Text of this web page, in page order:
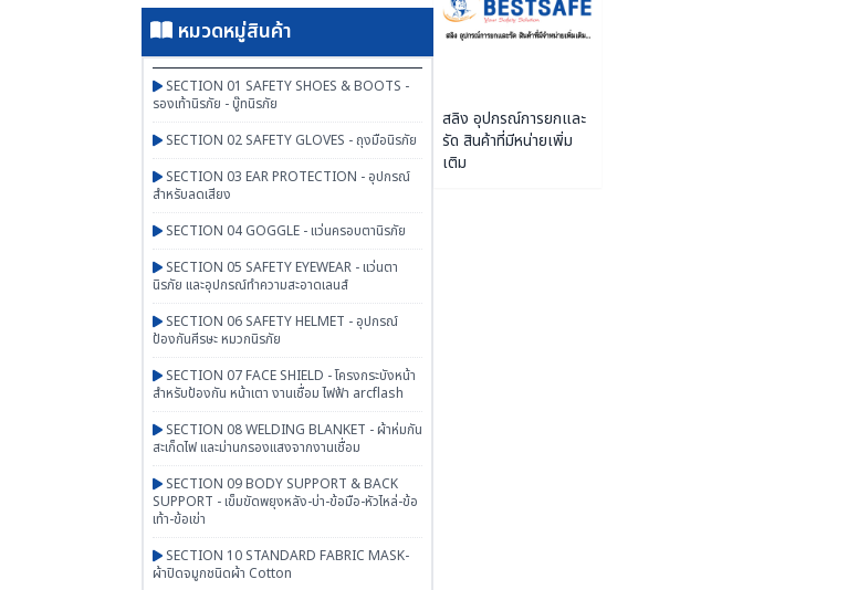
หมวดหมู่สินค้า
SECTION 01 SAFETY SHOES & BOOTS -
รองเท้านิรภัย - บู๊ทนิรภัย
SECTION 02 SAFETY GLOVES - ถุงมือนิรภัย
SECTION 03 EAR PROTECTION - อุปกรณ์
สำหรับลดเสียง
SECTION 04 GOGGLE - แว่นครอบตานิรภัย
SECTION 05 SAFETY EYEWEAR - แว่นตา
นิรภัย และอุปกรณ์ทำความสะอาดเลนส์
SECTION 06 SAFETY HELMET - อุปกรณ์
ป้องกันศีรษะ หมวกนิรภัย
SECTION 07 FACE SHIELD - โครงกระบังหน้า
สำหรับป้องกัน หน้าเตา งานเชื่อม ไฟฟ้า arcflash
SECTION 08 WELDING BLANKET - ผ้าห่มกัน
สะเก็ดไฟ และม่านกรองแสงจากงานเชื่อม
SECTION 09 BODY SUPPORT & BACK
SUPPORT - เข็มขัดพยุงหลัง-บ่า-ข้อมือ-หัวไหล่-ข้อ
เท้า-ข้อเข่า
SECTION 10 STANDARD FABRIC MASK-
ผ้าปิดจมูกชนิดผ้า Cotton
สลิง อุปกรณ์การยกและ
รัด สินค้าที่มีหน่ายเพิ่ม
เติม